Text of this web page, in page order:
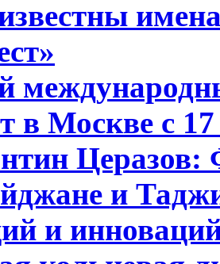
в Москве с
Церазов:
и
и